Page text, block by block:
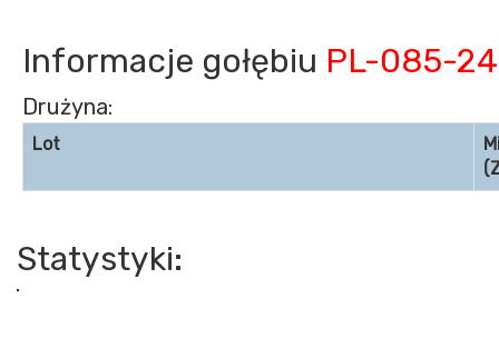
Informacje gołębiu PL-085-
Drużyna:
Lot
Statystyki: